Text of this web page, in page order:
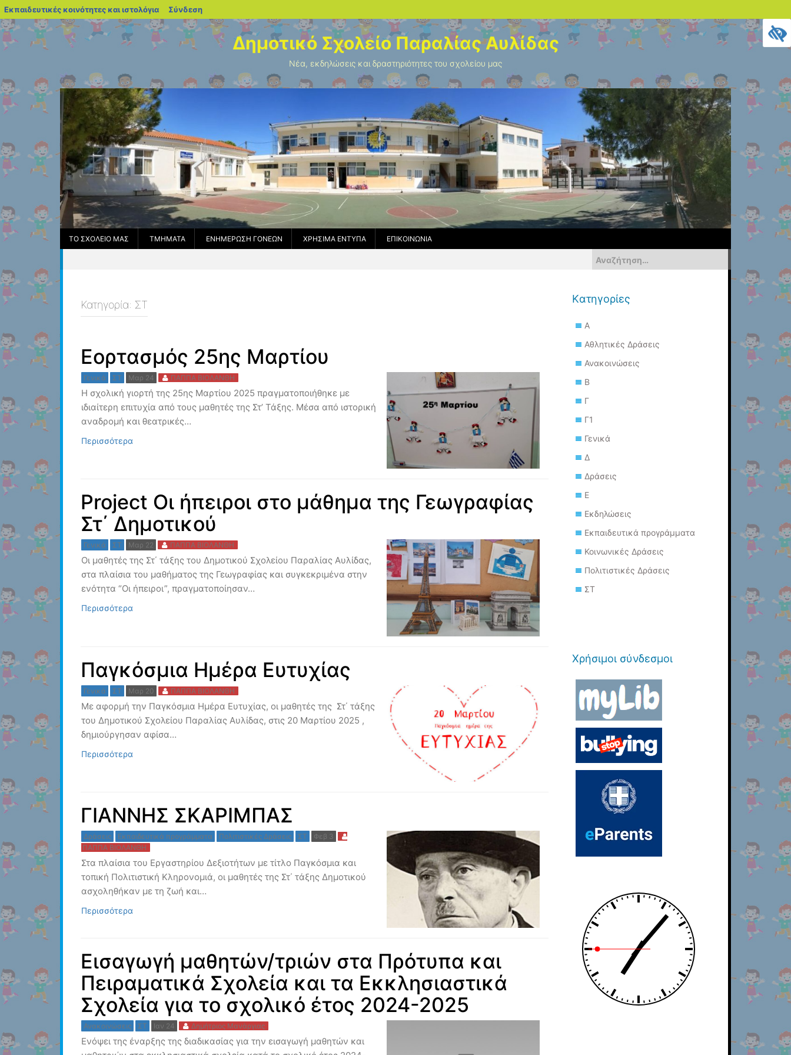
Μεταπηδήστε
στο
περιεχόμενο
Δημοτικό Σχολείο Παραλίας Αυλίδας
Νέα, εκδηλώσεις και δραστηριότητες του σχολείου μας
ΤΟ ΣΧΟΛΕΊΟ ΜΑΣ ΤΜΉΜΑΤΑ ΕΝΗΜΈΡΩΣΗ ΓΟΝΈΩΝ ΧΡΉΣΙΜΑ ΈΝΤΥΠΑ ΕΠΙΚΟΙΝΩΝΊΑ
για:
Κατηγορία: ΣΤ
Εορτασμός 25ης Μαρτίου
Γενικά ΣΤ Μαρ 24 ΠΑΠΠΑ ΒΙΟΛΑΝΘΗ
Η σχολική γιορτή της 25ης Μαρτίου 2025 πραγματοποιήθηκε με
ιδιαίτερη επιτυχία από τους μαθητές της Στ’ Τάξης. Μέσα από ιστορική
αναδρομή και θεατρικές…
Περισσότερα
Project Οι ήπειροι στο μάθημα της Γεωγραφίας
Στ΄ Δημοτικού
Γενικά ΣΤ Μαρ 22 ΠΑΠΠΑ ΒΙΟΛΑΝΘΗ
Οι μαθητές της Στ΄ τάξης του Δημοτικού Σχολείου Παραλίας Αυλίδας,
στα πλαίσια του μαθήματος της Γεωγραφίας και συγκεκριμένα στην
ενότητα “Οι ήπειροι”, πραγματοποίησαν…
Περισσότερα
Παγκόσμια Ημέρα Ευτυχίας
Γενικά ΣΤ Μαρ 20 ΠΑΠΠΑ ΒΙΟΛΑΝΘΗ
Με αφορμή την Παγκόσμια Ημέρα Ευτυχίας, οι μαθητές της Στ΄ τάξης
του Δημοτικού Σχολείου Παραλίας Αυλίδας, στις 20 Μαρτίου 2025 ,
δημιούργησαν αφίσα…
Περισσότερα
ΓΙΑΝΝΗΣ ΣΚΑΡΙΜΠΑΣ
Δράσεις Εκπαιδευτικά προγράμματα Πολιτιστικές Δράσεις ΣΤ
Φεβ 3
ΠΑΠΠΑ ΒΙΟΛΑΝΘΗ
Στα πλαίσια του Εργαστηρίου Δεξιοτήτων με τίτλο Παγκόσμια και
τοπική Πολιτιστική Κληρονομιά, οι μαθητές της Στ΄ τάξης Δημοτικού
ασχοληθήκαν με τη ζωή και…
Περισσότερα
Εισαγωγή μαθητών/τριών στα Πρότυπα και
Πειραματικά Σχολεία και τα Εκκλησιαστικά
Σχολεία για το σχολικό έτος 2024-2025
Ανακοινώσεις ΣΤ Ιαν 24 Δημήτριος Μανάργιας
Ενόψει της έναρξης της διαδικασίας για την εισαγωγή μαθητών και
Kατηγορίες
Α
Αθλητικές Δράσεις
Ανακοινώσεις
Β
Γ
Γ1
Γενικά
Δ
Δράσεις
Ε
Εκδηλώσεις
Εκπαιδευτικά προγράμματα
Κοινωνικές Δράσεις
Πολιτιστικές Δράσεις
ΣΤ
Χρήσιμοι σύνδεσμοι
Εκπαιδευτικές κοινότητες και ιστολόγια blogs.sch.gr
Σύνδεση